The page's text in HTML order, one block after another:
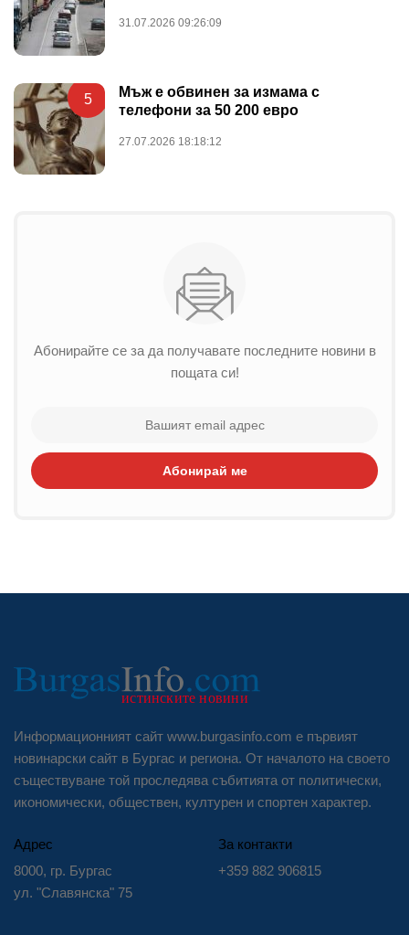
31.07.2026 09:26:09
5
Мъж е обвинен за измама с
телефони за 50 200 евро
27.07.2026 18:18:12
Абонирайте се за да получавате последните новини в
пощата си!
Абонирай ме
Информационният сайт www.burgasinfo.com е първият
новинарски сайт в Бургас и региона. От началото на своето
съществуване той проследява събитията от политически,
икономически, обществен, културен и спортен характер.
Адрес
8000, гр. Бургас
ул. "Славянска" 75
За контакти
+359 882 906815